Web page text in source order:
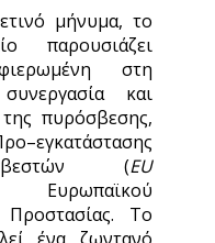
μήνυμα, το
παρουσιάζει
στη
και
πυρόσβεσης,
(EU
Προστασίας. Το